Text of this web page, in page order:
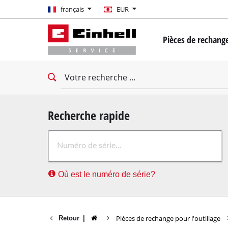
français
français EUR
EUR
GBP
CZK
Pièces de
Mini-tournevis
Tournevis
Marteau rotatif
Perceuse à
Machines de
Recherche rapide
Où est le numéro de série?
Retour Pièces de rechange pour l'outillage